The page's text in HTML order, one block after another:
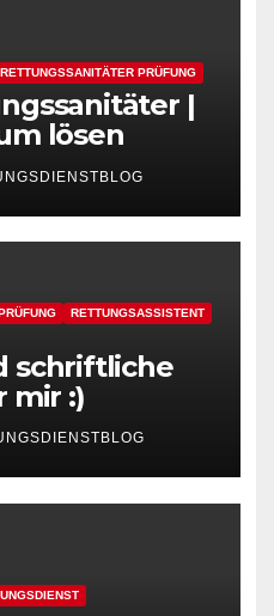
RETTUNGSSANITÄTER PRÜFUNG
|
lösen
RETTUNGSASSISTENT
schriftliche
mir :)